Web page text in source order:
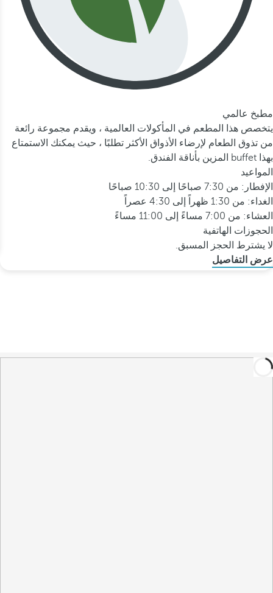
مطبخ عالمي
يتخصص هذا المطعم في المأكولات العالمية ، ويقدم مجموعة رائعة
من تذوق الطعام لإرضاء الأذواق الأكثر تطلبًا ، حيث يمكنك الاستمتاع
بهذا buffet المزين بأناقة الفندق.
المواعيد
الإفطار: من 7:30 صباحًا إلى 10:30 صباحًا
الغداء: من 1:30 ظهراً إلى 4:30 عصراً
العشاء: من 7:00 مساءً إلى 11:00 مساءً
الحجوزات الهاتفية
لا يشترط الحجز المسبق.
عرض التفاصيل